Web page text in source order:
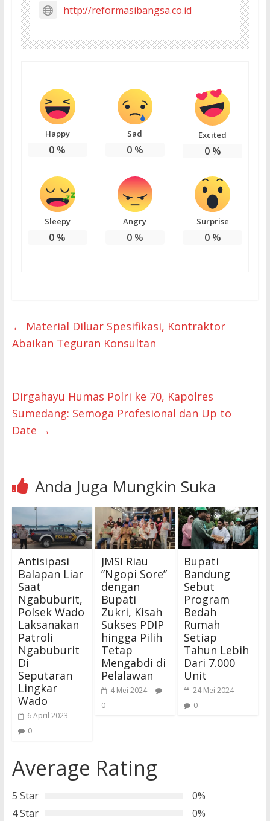
http://reformasibangsa.co.id
Happy
0 %
Sad
0%
Excited
0%
Sleepy
0 %
Angry
0%
Surprise
0%
← Material Diluar Spesifikasi, Kontraktor
Abaikan Teguran Konsultan
Dirgahayu Humas Polri ke 70, Kapolres
Sumedang: Semoga Profesional dan Up to
Date →
Anda Juga Mungkin Suka
Antisipasi
Balapan Liar
Saat
Ngabuburit,
Polsek Wado
Laksanakan
Patroli
Ngabuburit
Di
Seputaran
Lingkar
Wado
6 April 2023
0
JMSI Riau
”Ngopi Sore”
dengan
Bupati
Zukri, Kisah
Sukses PDIP
hingga Pilih
Tetap
Mengabdi di
Pelalawan
4 Mei 2024
0
Bupati
Bandung
Sebut
Program
Bedah
Rumah
Setiap
Tahun Lebih
Dari 7.000
Unit
24 Mei 2024
0
Average Rating
5 Star
0%
4 Star
0%